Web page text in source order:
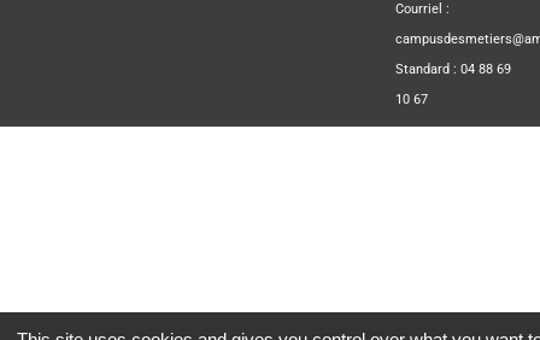
Courriel :
Standard : 04 88 69
10 67